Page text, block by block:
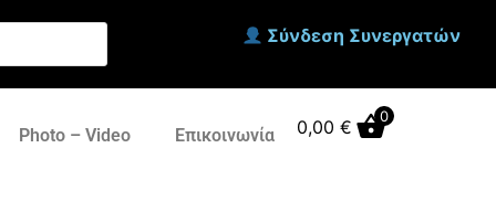
Σύνδεση Συνεργατών
Photo – Video Επικοινωνία 0,00 € 0